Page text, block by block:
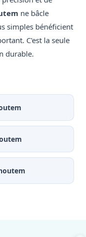
ne bâcle
simples bénéficient
C'est la seule
durable.